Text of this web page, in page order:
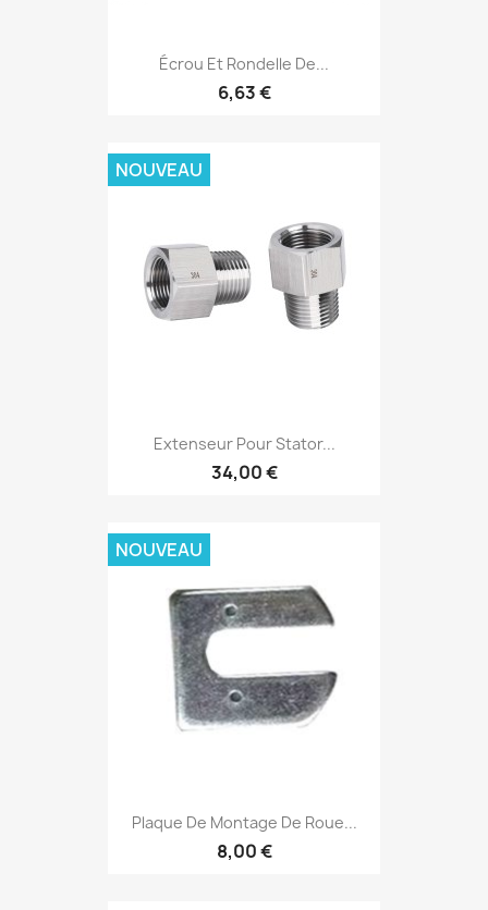
Écrou Et Rondelle De...
6,63 €
Extenseur Pour Stator...
34,00 €
NOUVEAU
Plaque De Montage De Roue...
8,00 €
NOUVEAU